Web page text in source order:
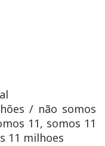
/ não somos
11, somos 11
11 milhoes